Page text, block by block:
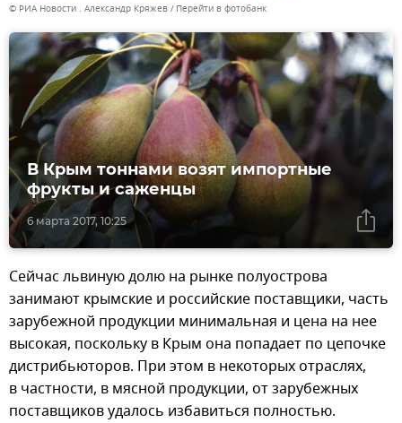
© РИА Новости . Александр Кряжев Перейти в фотобанк
6 марта 2017, 10:25
В Крым тоннами возят импортные
фрукты и саженцы
Сейчас львиную долю на рынке полуострова
занимают крымские и российские поставщики, часть
зарубежной продукции минимальная и цена на нее
высокая, поскольку в Крым она попадает по цепочке
дистрибьюторов. При этом в некоторых отраслях,
в частности, в мясной продукции, от зарубежных
поставщиков удалось избавиться полностью.